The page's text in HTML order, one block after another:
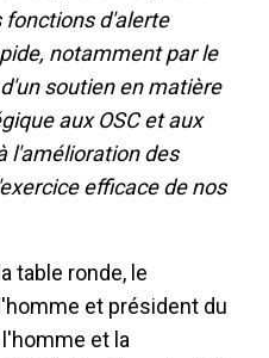
fonctions d'alerte
notamment par le
soutien en matière
aux OSC et aux
l'amélioration des
efficace de nos
table ronde, le
et président du
et la